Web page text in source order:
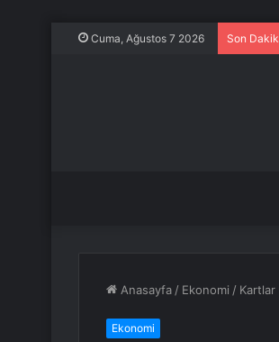
Cuma, Ağustos 7 2026 Son
Anasayfa / Ekonomi / Kartlar
Ekonomi